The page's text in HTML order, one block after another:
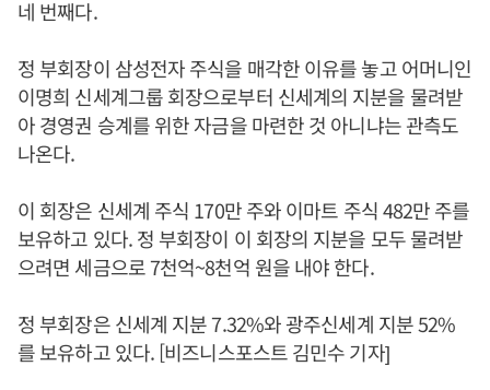
네 번째다.
정 부회장이 삼성전자 주식을 매각한 이유를 놓고 어머니인
이명희 신세계그룹 회장으로부터 신세계의 지분을 물려받
아 경영권 승계를 위한 자금을 마련한 것 아니냐는 관측도
나온다.
이 회장은 신세계 주식 170만 주와 이마트 주식 482만 주를
보유하고 있다. 정 부회장이 이 회장의 지분을 모두 물려받
으려면 세금으로 7천억~8천억 원을 내야 한다.
정 부회장은 신세계 지분 7.32%와 광주신세계 지분 52%
를 보유하고 있다. [비즈니스포스트 김민수 기자]